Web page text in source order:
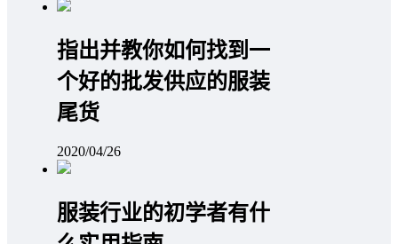
指出并教你如何找到一
个好的批发供应的服装
尾货
2020/04/26
服装行业的初学者有什